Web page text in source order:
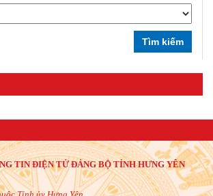
TIN ĐIỆN TỬ ĐẢNG BỘ TỈNH HƯNG YÊN